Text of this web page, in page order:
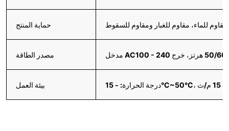
حماية المنتج مقاوم للماء، مقاوم للغبار ومقاوم للسقوط
مصدر الطاقة
بيئة العمل